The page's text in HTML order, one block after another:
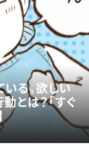
る。欲しい
とは？「すぐ